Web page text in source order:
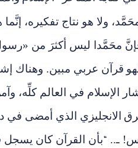
ولا هو نتاج تفكيره،
محَمَّدا ليس أكثرَ من
قرآن عربي مبين. وهناك
الإسلام في العالم كلِّه،
الانجليزي الذي أمضى في
ـ.. “بأن القرآن كان يسجل